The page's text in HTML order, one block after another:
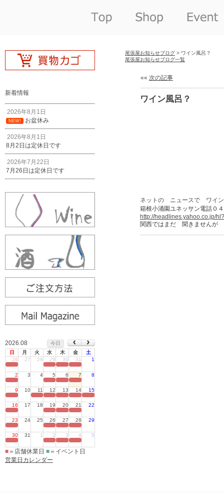
新着情報
2026年8月1日
NEW! お盆休み
2026年8月1日
8月2日は定休日です
2026年7月22日
7月26日は定休日です
2026.08
今日
日
月 火 水 木 金
土
26
27 28 29 30 31 1
2 3 4 5 6 7 8
9 10 11 12 13 14 15
16 17 18 19 20 21 22
23 24 25 26 27 28 29
30 31 1 2 3 4 5
■ ＝店舗休業日 ■ ＝イベント日
営業日カレンダー
尾張屋お知らせブログ > ワイン風呂？
尾張屋お知らせブログ一覧
«« 次の記事
ワイン風呂？
ネットの ニュースで ワイン
箱根小涌園ユネッサン電話０
http://headlines.yahoo.co.jp/
関西ではまだ 聞きませんが